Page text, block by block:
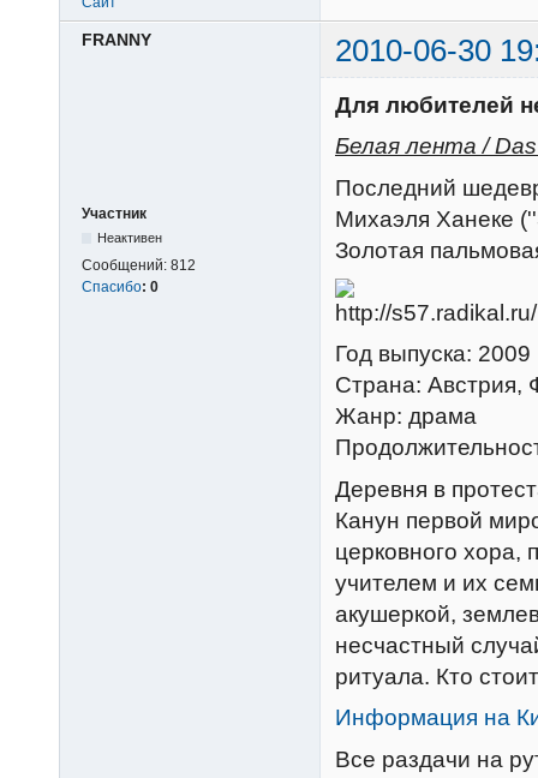
FRANNY 2010-06-30
Участник
Неактивен
Сообщений: 812
Спасибо: 0
Для любителей
Белая лента /
Последний
Михаэля Ханеке
Золотая
Год выпуска: 2009
Страна: Австрия,
Жанр: драма
Деревня в
Канун первой
церковного
учителем и их
акушеркой,
несчастный
ритуала. Кто
Информация на
Все раздачи на